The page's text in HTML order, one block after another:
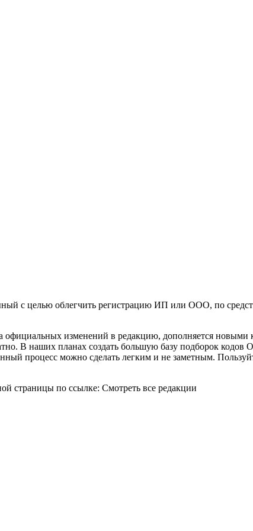
с целью облегчить регистрацию ИП или ООО, по
официальных изменений в редакцию, дополняется
В наших планах создать большую базу подборок кодов
процесс можно сделать легким и не заметным.
страницы по ссылке: Смотреть все редакции